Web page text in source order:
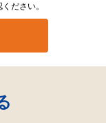
ださい。